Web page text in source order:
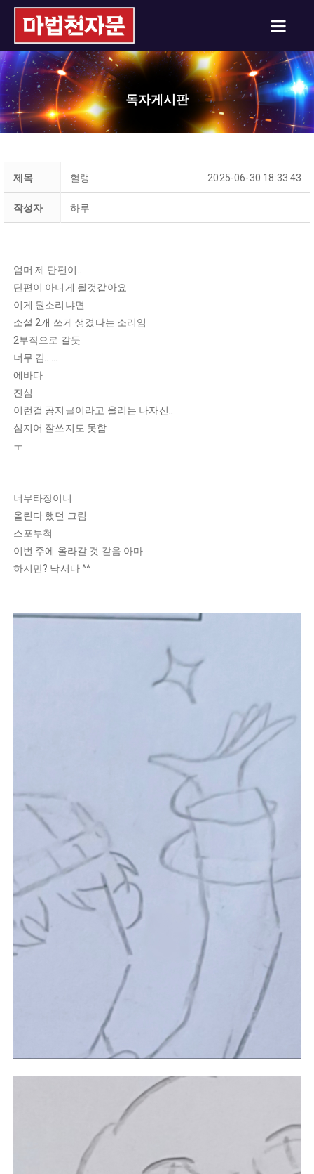
독자게시판
제목 헐랭 2025-06-30 18:33:43
작성자 하루
엄머 제 단편이..
단편이 아니게 될것같아요
이게 뭔소리냐면
소설 2개 쓰게 생겼다는 소리임
2부작으로 갈듯
너무 김.. ...
에바다
진심
이런걸 공지글이라고 올리는 나자신..
심지어 잘쓰지도 못함
ㅜ
너무타장이니
올린다 했던 그림
스포투척
이번 주에 올라갈 것 같음 아마
하지만? 낙서다 ^^